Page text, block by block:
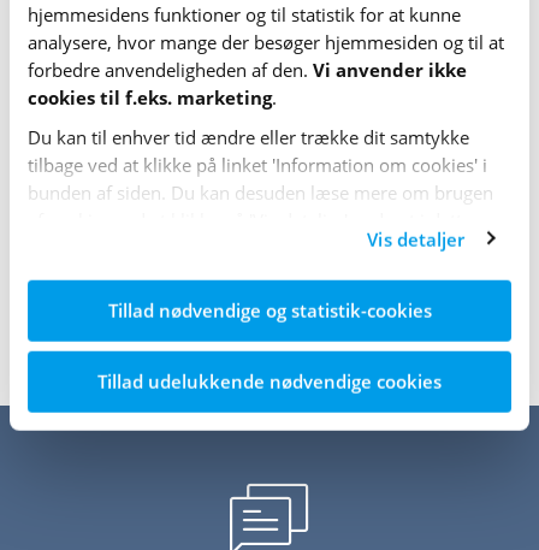
hjemme­sidens funktioner og til statistik for at kunne
analysere, hvor mange der besøger hjemme­siden og til at
forbedre anvende­lig­heden af den. Vi anvender ikke
cookies til f.eks. marketing.
Du kan til enhver tid ændre eller trække dit samtykke
tilbage ved at klikke på linket 'Information om cookies' i
bunden af siden. Du kan desuden læse mere om brugen
Vis detaljer
Tillad nødvendige og statistik-cookies
Tillad udelukkende nødvendige cookies
Pårørende til børn med type 1-diabetes
Det kan være et stort ansvar, når et barn har
diabetes. På denne side findes en række
materialer om at være pårørende til et barn med